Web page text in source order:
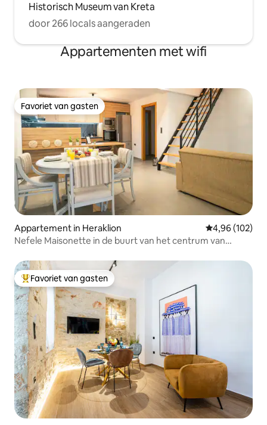
Historisch Museum van Kreta
door 266 locals aangeraden
Appartementen met wifi
Favoriet van gasten
Favoriet van gasten
Appartement in Heraklion Gemiddelde
4,96 (102)
Nefele Maisonette in de buurt van het centrum van
Topfavoriet van gasten
Favoriet van gasten